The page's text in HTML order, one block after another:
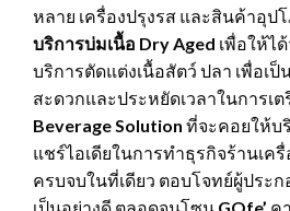
หลาย เครื่องปรุงรส และสินค้าอุป
บริการบ่มเนื้อ Dry Aged เพื่อให้ไ
บริการตัดแต่งเนื้อสัตว์ ปลา เพื่อเ
สะดวกและประหยัดเวลาในการเ
Beverage Solution ที่จะคอยให้บ
แชร์ไอเดียในการทำธุรกิจร้านเครื่
ครบจบในที่เดียว ตอบโจทย์ผู้ประ
เป็นอย่างดี ตลอดจนโซน GOfe’ ค